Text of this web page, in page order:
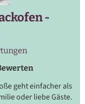
-
geht einfacher als
oder liebe Gäste.